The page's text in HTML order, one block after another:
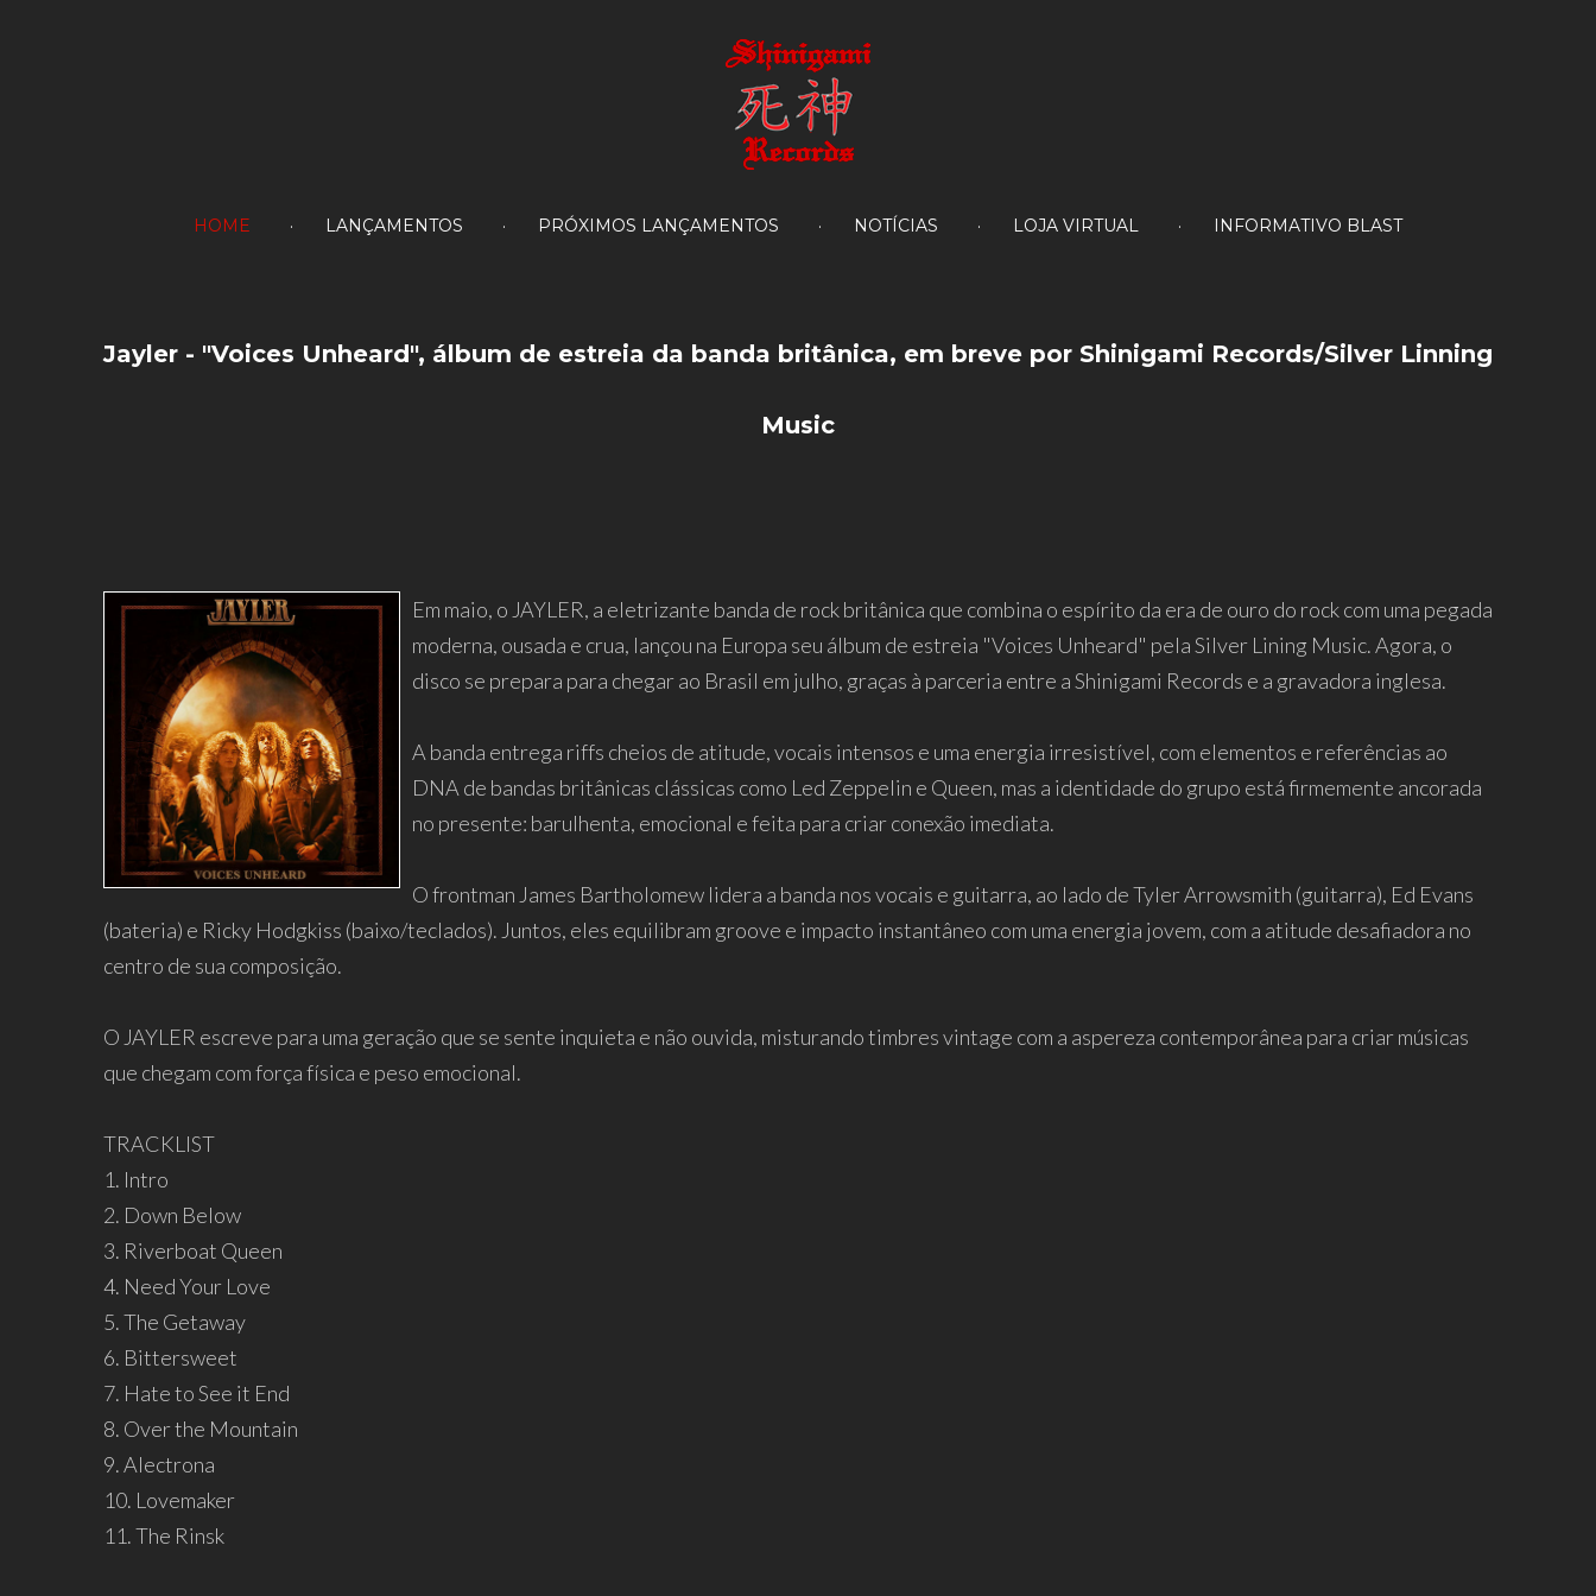
HOME LANÇAMENTOS PRÓXIMOS LANÇAMENTOS NOTÍCIAS LOJA VIRTUAL INFORMATIVO BLAST
Jayler - "Voices Unheard", álbum de estreia da banda britânica, em breve por Shinigami Records/Silver Linning
Music
Em maio, o JAYLER, a eletrizante banda de rock britânica que combina o espírito da era de ouro do rock com uma pegada
moderna, ousada e crua, lançou na Europa seu álbum de estreia "Voices Unheard" pela Silver Lining Music. Agora, o
disco se prepara para chegar ao Brasil em julho, graças à parceria entre a Shinigami Records e a gravadora inglesa.
A banda entrega riffs cheios de atitude, vocais intensos e uma energia irresistível, com elementos e referências ao
DNA de bandas britânicas clássicas como Led Zeppelin e Queen, mas a identidade do grupo está firmemente ancorada
no presente: barulhenta, emocional e feita para criar conexão imediata.
O frontman James Bartholomew lidera a banda nos vocais e guitarra, ao lado de Tyler Arrowsmith (guitarra), Ed Evans
(bateria) e Ricky Hodgkiss (baixo/teclados). Juntos, eles equilibram groove e impacto instantâneo com uma energia jovem, com a atitude desafiadora no
centro de sua composição.
O JAYLER escreve para uma geração que se sente inquieta e não ouvida, misturando timbres vintage com a aspereza contemporânea para criar músicas
que chegam com força física e peso emocional.
TRACKLIST
1. Intro
2. Down Below
3. Riverboat Queen
4. Need Your Love
5. The Getaway
6. Bittersweet
7. Hate to See it End
8. Over the Mountain
9. Alectrona
10. Lovemaker
11. The Rinsk